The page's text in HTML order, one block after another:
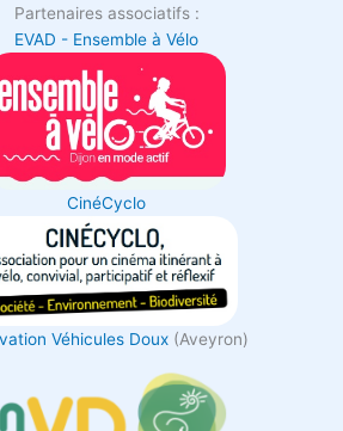
Partenaires associatifs :
EVAD - Ensemble à Vélo
CinéCyclo
Véhicules Doux(Aveyron)